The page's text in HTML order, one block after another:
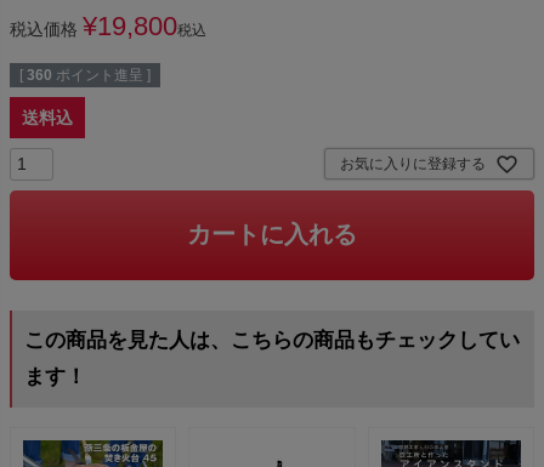
税込価格 ¥19,800税込
[ 360 ポイント進呈 ]
送料込
お気に入りに登録する
カートに入れる
この商品を見た人は、こちらの商品もチェックしてい
ます！